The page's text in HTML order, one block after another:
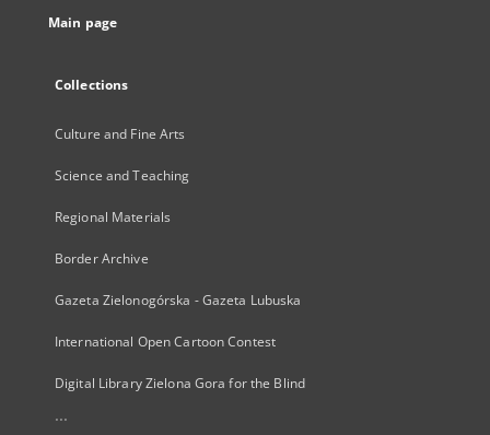
Main page
Collections
Culture and Fine Arts
Science and Teaching
Regional Materials
Border Archive
Gazeta Zielonogórska - Gazeta Lubuska
International Open Cartoon Contest
Digital Library Zielona Gora for the Blind
...